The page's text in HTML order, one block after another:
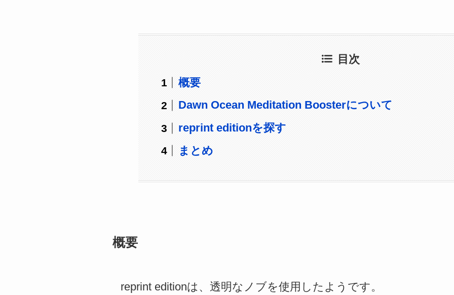
目次
概要
Dawn Ocean Meditation Boosterについて
reprint editionを探す
まとめ
概要
reprint editionは、透明なノブを使用したようです。